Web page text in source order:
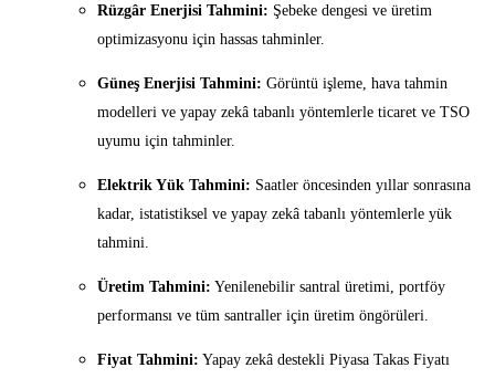
Rüzgâr Enerjisi Tahmini: Şebeke dengesi ve üretim
optimizasyonu için hassas tahminler.
Güneş Enerjisi Tahmini: Görüntü işleme, hava tahmin
modelleri ve yapay zekâ tabanlı yöntemlerle ticaret ve TSO
uyumu için tahminler.
Elektrik Yük Tahmini: Saatler öncesinden yıllar sonrasına
kadar, istatistiksel ve yapay zekâ tabanlı yöntemlerle yük
tahmini.
Üretim Tahmini: Yenilenebilir santral üretimi, portföy
performansı ve tüm santraller için üretim öngörüleri.
Fiyat Tahmini: Yapay zekâ destekli Piyasa Takas Fiyatı